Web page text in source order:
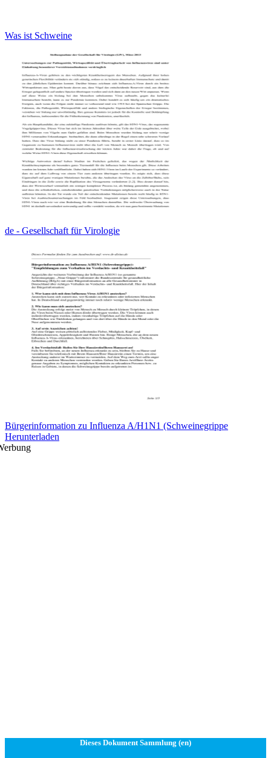
Was ist Schweine
de - Gesellschaft für Virologie
Bürgerinformation zu Influenza A/H1N1 (Schweinegrippe
Herunterladen
Dieses Dokument Sammlung (en)